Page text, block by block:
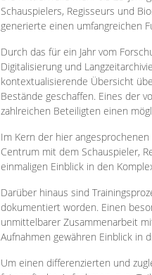
Schauspielers, Regisseurs und
generierte einen umfangreichen
Durch das für ein Jahr vom
Digitalisierung und
kontextualisierende Übersicht
Bestände geschaffen. Eines der
zahlreichen Beteiligten einen
Im Kern der hier
Centrum mit dem Schauspieler,
einmaligen Einblick in den
Darüber hinaus sind
dokumentiert worden. Einen
unmittelbarer Zusammenarbeit
Aufnahmen gewähren Einblick in
Um einen differenzierten und